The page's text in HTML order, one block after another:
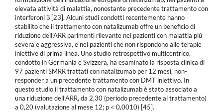
elevata attività di malattia, nonostante precedente trattamento con
interferoni β [23]. Alcuni studi condotti recentemente hanno
stabilito che il trattamento con natalizumab offre un beneficio di
riduzione dell’ARR parimenti rilevante nei pazienti con malattia più
severa e aggressiva, e nei pazienti che non rispondono alle terapie
iniettive di prima linea. Uno studio retrospettivo multicentrico,
condotto in Germania e Svizzera, ha esaminato la risposta clinica di
97 pazienti SMRR trattati con natalizumab per 12 mesi, non-
responder a un precedente trattamento con DMT iniettivo. In
questo studio il trattamento con natalizumab è stato associato a
una riduzione dell’ARR, da 2,30 (periodo precedente al trattamento)
a 0,20 (valutazione al mese 12; p < 0,0010) [45].